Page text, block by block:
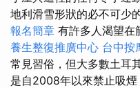
地利滑雪形狀的必不可少
報名簡章 有許多人渴望在
養生整復推廣中心 台中按
常見習俗，但大多數土耳
是自2008年以來禁止吸